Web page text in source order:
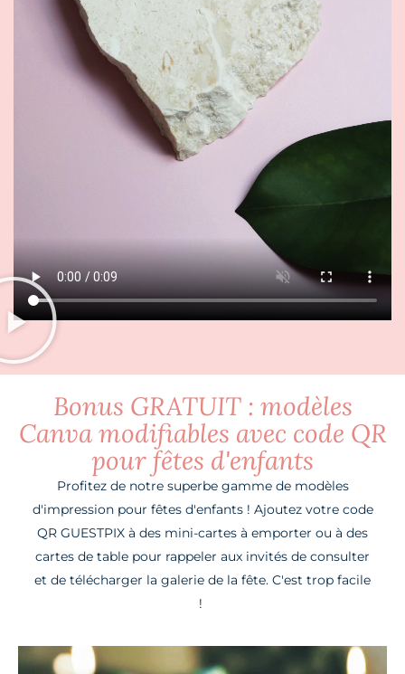
Bonus GRATUIT : modèles
Canva modifiables avec code QR
pour fêtes d'enfants
Profitez de notre superbe gamme de modèles
d'impression pour fêtes d'enfants ! Ajoutez votre code
QR GUESTPIX à des mini-cartes à emporter ou à des
cartes de table pour rappeler aux invités de consulter
et de télécharger la galerie de la fête. C'est trop facile
!